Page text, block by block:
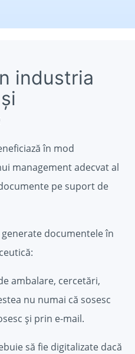
industria
în mod
management adecvat al
pe suport de
documentele în
ambalare, cercetări,
nu numai că sosesc
și prin e-mail.
să fie digitalizate dacă